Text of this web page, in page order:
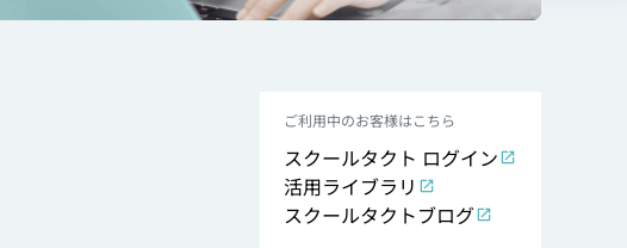
ご利用中のお客様はこちら
スクールタクト ログイン
活用ライブラリ
スクールタクトブログ